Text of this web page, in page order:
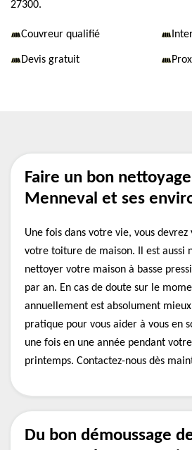
27300.
Couvreur qualifié
Devis gratuit
Faire un bon
Menneval et ses
Une fois dans votre vie, vous
votre toiture de maison. Il est aussi
nettoyer votre maison à basse
par an. En cas de doute sur le
annuellement est absolument
pratique pour vous aider à vous en
une fois en une année pendant
printemps. Contactez-nous dès
Du bon démoussage